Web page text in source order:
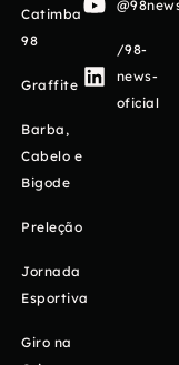
Catimba
98
Graffite
Barba,
Cabelo e
Bigode
Preleção
Jornada
Esportiva
Giro na
/98-
news-
oficial